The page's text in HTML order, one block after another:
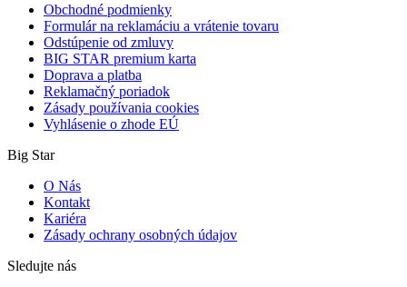
Obchodné podmienky
Formulár na reklamáciu a vrátenie tovaru
Odstúpenie od zmluvy
BIG STAR premium karta
Doprava a platba
Reklamačný poriadok
Zásady používania cookies
Vyhlásenie o zhode EÚ
Big Star
O Nás
Kontakt
Kariéra
Zásady ochrany osobných údajov
Sledujte nás